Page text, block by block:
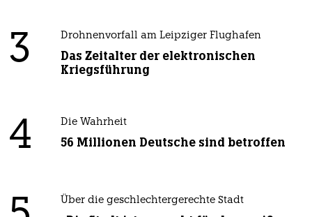
3 Drohnenvorfall am Leipziger Flughafen
Das Zeitalter der elektronischen
Kriegsführung
4 Die Wahrheit
56 Millionen Deutsche sind betroffen
Über die geschlechtergerechte Stadt